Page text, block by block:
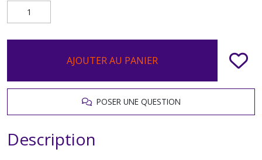
AJOUTER AU PANIER
POSER UNE QUESTION
Description